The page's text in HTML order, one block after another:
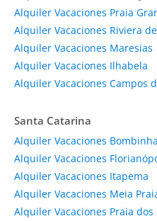
Alquiler Vacaciones Praia
Alquiler Vacaciones Riviera
Alquiler Vacaciones Maresias
Alquiler Vacaciones Ilhabela
Alquiler Vacaciones Campos
Santa Catarina
Alquiler Vacaciones
Alquiler Vacaciones
Alquiler Vacaciones Itapema
Alquiler Vacaciones Meia
Alquiler Vacaciones Praia dos